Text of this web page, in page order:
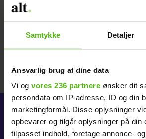
Samtykke Detaljer
Ansvarlig brug af dine data
Vi og vores 236 partnere ønsker dit
persondata om IP-adresse, ID og din
marketingformål. Disse oplysninger
opbevarer og tilgår oplysninger på
tilpasset indhold, foretage annonce-
KØB ABONNEMENT